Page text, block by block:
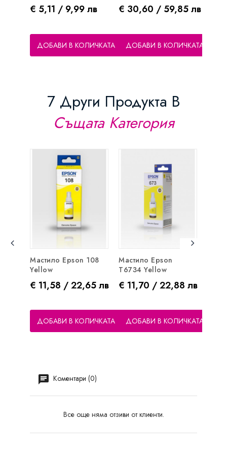
Цена
€ 5,11 / 9,99 лв
ДОБАВИ В КОЛИЧКАТА
Цена
€ 30,60 / 59,85 лв
ДОБАВИ В КОЛИЧКАТА
7 Други Продукта В
Същата Категория
Мастило Epson 108
Yellow
Цена
€ 11,58 / 22,65 лв
ДОБАВИ В КОЛИЧКАТА
Мастило Epson
T6734 Yellow
Цена
€ 11,70 / 22,88 лв
ДОБАВИ В КОЛИЧКАТА
Коментари (0)
Все още няма отзиви от клиенти.